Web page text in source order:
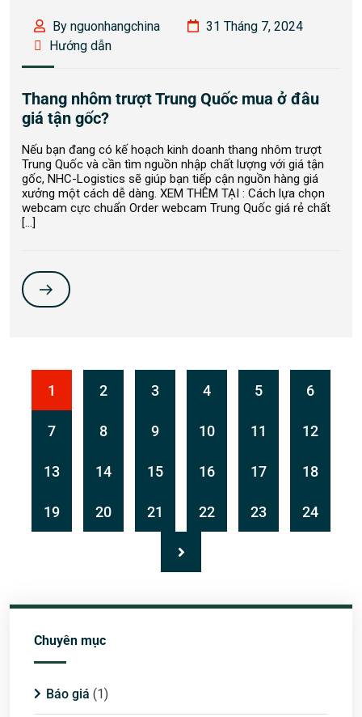
By nguonhangchina
31 Tháng 7, 2024
Hướng dẫn
Thang nhôm trượt Trung Quốc mua ở đâu
giá tận gốc?
Nếu bạn đang có kế hoạch kinh doanh thang nhôm trượt
Trung Quốc và cần tìm nguồn nhập chất lượng với giá tận
gốc, NHC-Logistics sẽ giúp bạn tiếp cận nguồn hàng giá
xưởng một cách dễ dàng. XEM THÊM TẠI : Cách lựa chọn
webcam cực chuẩn Order webcam Trung Quốc giá rẻ chất
[…]
1 2 3 4 5 6
7 8 9 10 11 12
13 14 15 16 17 18
19 20 21 22 23 24
Chuyên mục
Báo giá (1)